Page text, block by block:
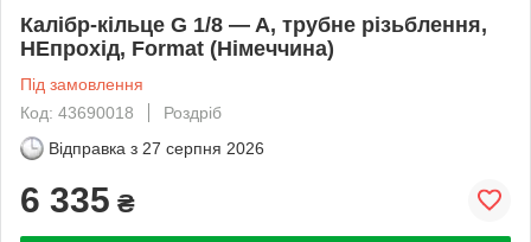
Калібр-кільце G 1/8 — A, трубне різьблення,
НЕпрохід, Format (Німеччина)
Під замовлення
Код: 43690018
Роздріб
Відправка з 27 серпня 2026
6 335 ₴